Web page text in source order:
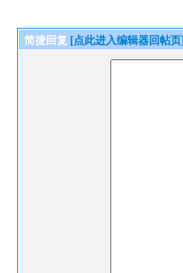
简捷回复 [点此进入编辑器回帖页]